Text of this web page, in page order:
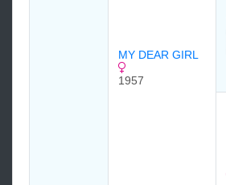
MY DEAR GIRL
1957